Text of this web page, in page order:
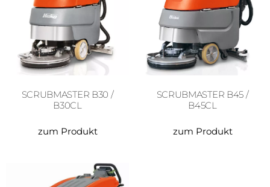
SCRUBMASTER B30 /
B30CL
zum Produkt
SCRUBMASTER B45 /
B45CL
zum Produkt